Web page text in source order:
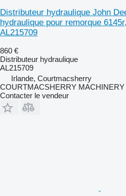
Distributeur hydraulique John
hydraulique pour remorque
AL215709
860 €
Distributeur hydraulique
AL215709
Irlande, Courtmacsherry
COURTMACSHERRY MACHINERY
Contacter le vendeur